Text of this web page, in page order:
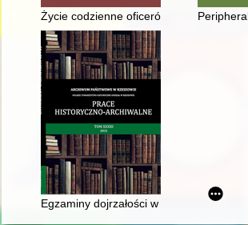
Życie codzienne oficerów i marynarzy
Egzaminy dojrzałości w galicyjskich